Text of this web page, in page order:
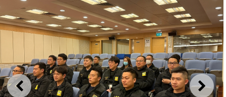
上一則 下一